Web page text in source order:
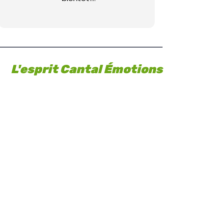
L'esprit Cantal Émotions